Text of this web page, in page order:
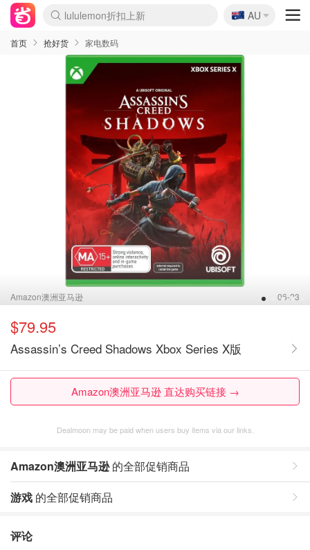
lululemon折扣上新
Sasa美妆护肤3.5折
SSENSE年中3折
FreshBeauty好价汇总
Cettire降价+叠9折
Farfetch折上8折
WWS Coles超市实拍
viagogo二手票捡漏
Myer清仓1折起
The Outnet奢牌1折起
David Jones 3折起
Flannels大牌1折
Perfumes Club护肤1折
AMIRO返校季6.2折
Oweek抽奖送Airpods
Amazon折扣汇总
eToro入金$200送$50
Amazon数码好物
ICONIC本周7.5折
ThedoubleF高奢地板价
Moose Knuckles 6折
丝芙兰5折起
EUFY官网3.7折起
Selenichast首饰2折
Trip机票酒店促销
YSL送5件彩妆礼
Amazon家居好物
BIGBANG巡演开票
David Jones时尚3折
Amazon美妆护肤
雅漾大喷$8
过敏原检测盒$33
伊索独家赠50ml沐浴露
科颜氏清仓3折
SEALIFE海洋馆门票6折
丝塔芙大白罐$16
订阅Newsletter送香薰
Cult Beauty 6.8折
Harrods圣诞日历2.3折
LN-CC奢牌私促3折
d'Alba空姐喷雾$16
EVE LOM套装逆天2折
Bernardelli独家4折
Adore Beauty 6折起
CT圣诞日历
Mytheresa奢品2.7折
Luxury Escapes 9折
Currentbody美容仪9折
卡诗9折+赠4件礼
MOON Garden Live
ALLSAINTS美衣3折
Roborock扫地机3.7折
Tingo Life水杯$24
Valentino官网5折
CR洗发护发6.3折
🇦🇺
AU
首页 抢好货 家电数码
1 2 3 4 5
Amazon澳洲亚马逊 06-23
$79.95
Assassin’s Creed Shadows Xbox Series X版
Amazon澳洲亚马逊 直达购买链接 →
Dealmoon may be paid when users buy items via our links.
Amazon澳洲亚马逊的全部促销商品
游戏 的全部促销商品
评论